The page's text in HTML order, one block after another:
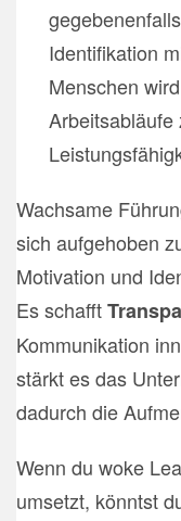
Identifikation
Menschen
Wachsame
sich aufgehoben
Motivation und
Es schafft
Kommunikation
stärkt es das
dadurch die
Wenn du woke
umsetzt, könntst